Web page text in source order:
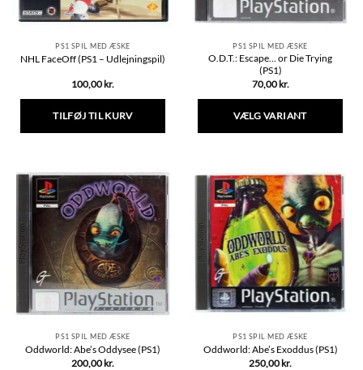
PS1 SPIL MED ÆSKE
NHL FaceOff (PS1 – Udlejningspil)
100,00 kr.
TILFØJ TIL KURV
PS1 SPIL MED ÆSKE
O.D.T.: Escape… or Die Trying
(PS1)
70,00 kr.
VÆLG VARIANT
flere
varianter.
Mulighederne
kan
vælges
på
varesiden
PS1 SPIL MED ÆSKE
Oddworld: Abe’s Oddysee (PS1)
200,00 kr.
PS1 SPIL MED ÆSKE
Oddworld: Abe’s Exoddus (PS1)
250,00 kr.